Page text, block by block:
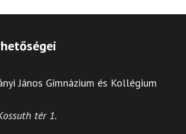
János Gimnázium és Kollégium
tér 1.